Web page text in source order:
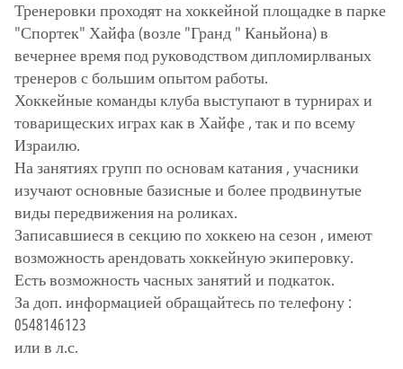
Тренеровки проходят на хоккейной площадке в парке
"Спортек" Хайфа (возле "Гранд " Каньйона) в
вечернее время под руководством дипломирлваных
тренеров с большим опытом работы.
Хоккейные команды клуба выступают в турнирах и
товарищеских играх как в Хайфе , так и по всему
Израилю.
На занятиях групп по основам катания , учасники
изучают основные базисные и более продвинутые
виды передвижения на роликах.
Записавшиеся в секцию по хоккею на сезон , имеют
возможность арендовать хоккейную экиперовку.
Есть возможность часных занятий и подкаток.
За доп. информацией обращайтесь по телефону :
0548146123
или в л.с.